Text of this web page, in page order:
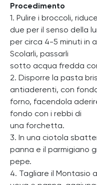
Procedimento
1. Pulire i broccoli,
due per il senso della
per circa 4-5 minuti in
Scolarli, passarli
sotto acqua fredda
2. Disporre la pasta
antiaderenti, con
forno, facendola
fondo con i rebbi di
una forchetta.
3. In una ciotola
panna e il parmigiano
pepe.
4. Tagliare il Montasio